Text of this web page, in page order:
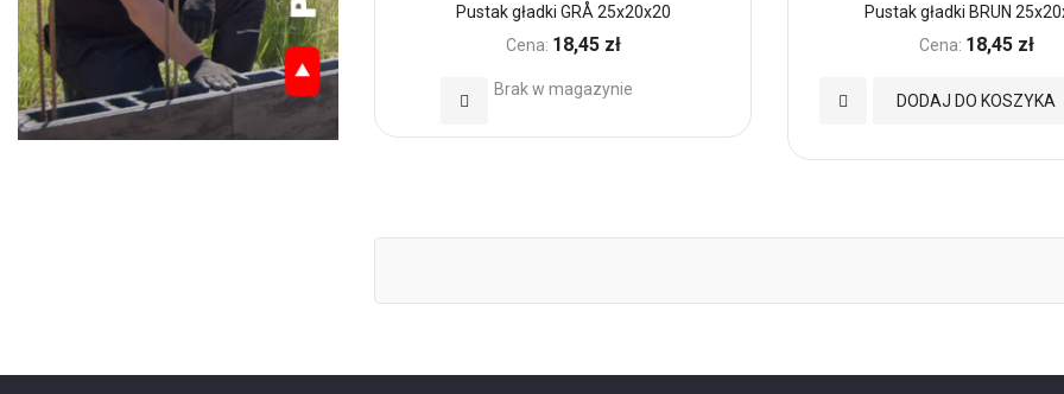
Pustak gładki GRÅ 25x20x20
Cena: 18,45 zł
Brak w magazynie
Dodaj
Pustak gładki BRUN
Cena: 18,45 zł
DODAJ DO KOSZYKA
Dodaj